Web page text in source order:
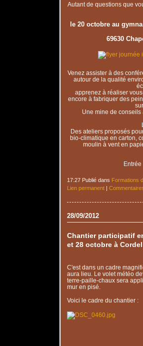
Autant de questions que
le 20 octobre au
69630
Venez assister à des
autour de la qualité
apprenez à réaliser
encore à fabriquer des
Une mine de
Des ateliers proposés
bio-climatique en carton,
moulin à vent en
Entrée
17:27 Publié dans Formations
Lien permanent|
28/09/2012
Chantier participatif
et 28 octobre à
C'est dans un cadre
aura lieu. Le volet météo
terre-paille-chaux sera
mur en pisé.
Voici le cadre du chantier :